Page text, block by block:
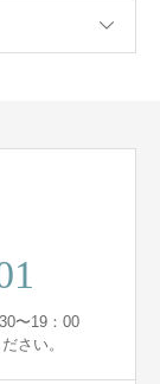
〜19：00
さい。